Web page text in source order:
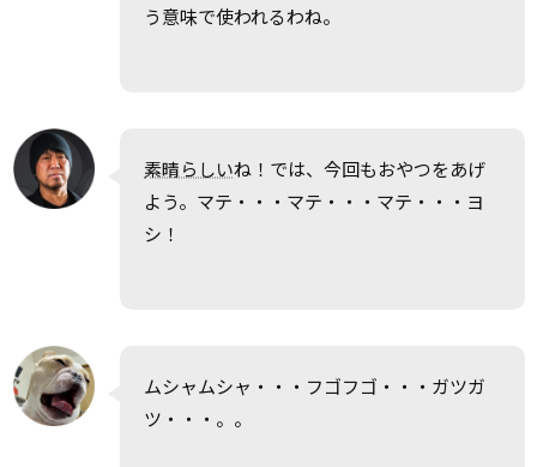
う意味で使われるわね。
素晴らしいね！では、今回もおやつをあげ
よう。マテ・・・マテ・・・マテ・・・ヨ
シ！
ムシャムシャ・・・フゴフゴ・・・ガツガ
ツ・・・。。